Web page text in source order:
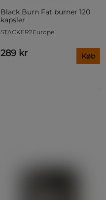
Black Burn Fat burner 120
kapsler
STACKER2Europe
289 kr Køb